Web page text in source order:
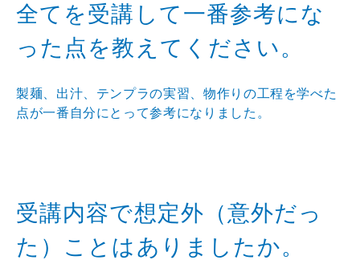
全てを受講して一番参考にな
った点を教えてください。
製麺、出汁、テンプラの実習、物作りの工程を学べた
点が一番自分にとって参考になりました。
受講内容で想定外（意外だっ
た）ことはありましたか。